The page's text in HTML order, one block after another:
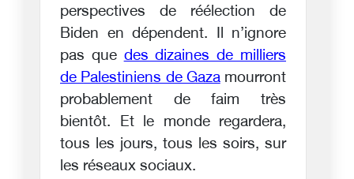
perspectives de réélection de
Biden en dépendent. Il n’ignore
pas quedes dizaines de milliers
de Palestiniens de Gazamourront
probablement de faim très
bientôt. Et le monde regardera,
tous les jours, tous les soirs, sur
les réseaux sociaux.